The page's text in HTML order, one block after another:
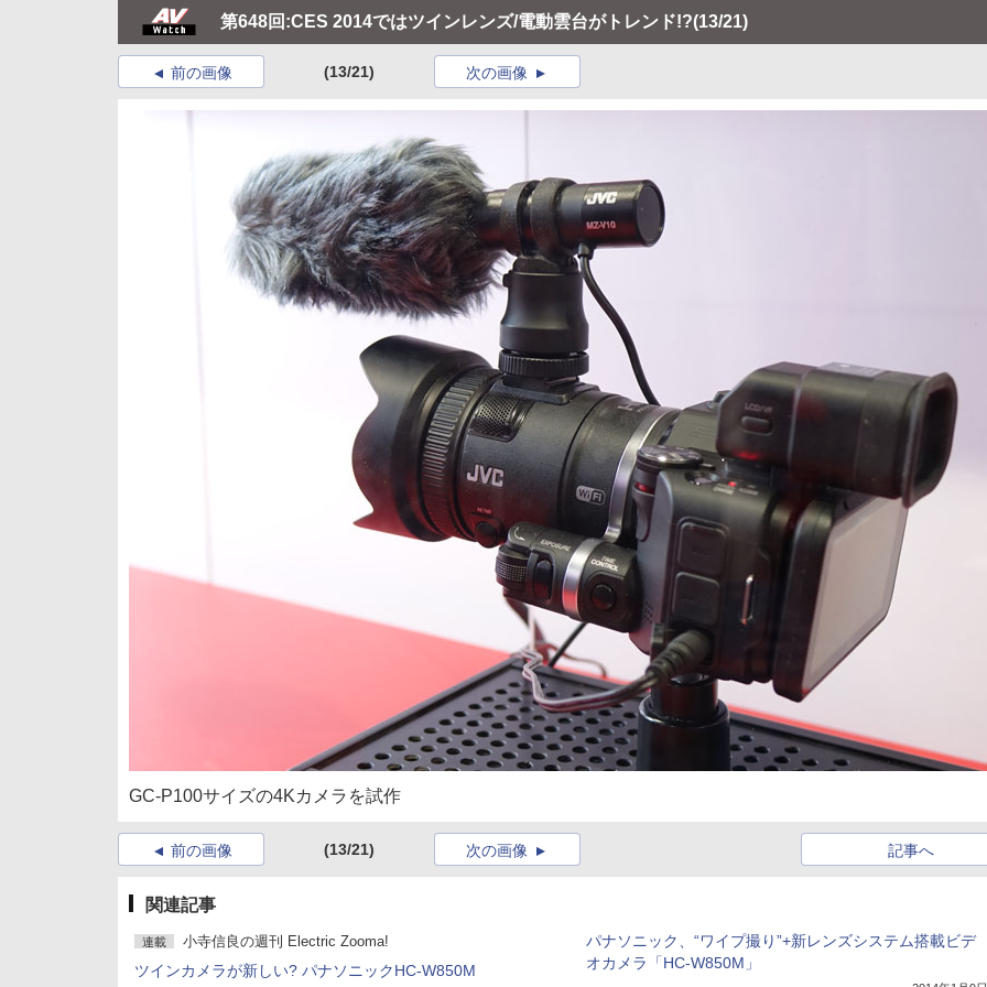
第648回:CES 2014ではツインレンズ/電動雲台がトレンド!?(13/21)
前の画像 (13/21) 次の画像
GC-P100サイズの4Kカメラを試作
前の画像 (13/21) 記事へ
次の画像
関連記事
連載 小寺信良の週刊 Electric Zooma!
ツインカメラが新しい? パナソニックHC-W850M
パナソニック、“ワイプ撮り”+新レンズシステム搭載ビデ
オカメラ「HC-W850M」